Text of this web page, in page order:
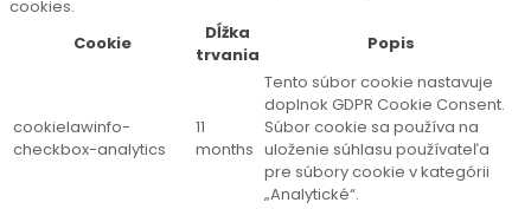
cookies.
Cookie
Dĺžka
trvania
Popis
cookielawinfo-
checkbox-analytics
11
months
Tento súbor cookie nastavuje
doplnok GDPR Cookie Consent.
Súbor cookie sa používa na
uloženie súhlasu používateľa
pre súbory cookie v kategórii
„Analytické“.